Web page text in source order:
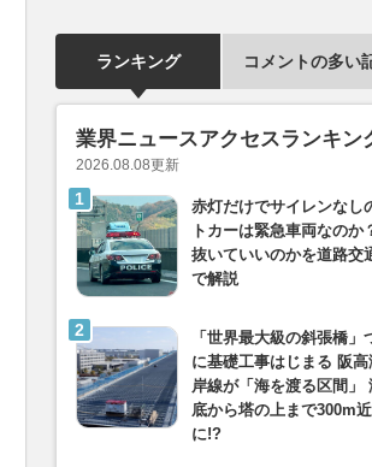
ランキング コメントの多い
業界ニュースアクセスランキン
2026.08.08更新
赤灯だけでサイレンなし
トカーは緊急車両なのか
抜いていいのかを道路交
で解説
「世界最大級の斜張橋」
に基礎工事はじまる 阪高
岸線が「海を渡る区間」
底から塔の上まで300m近
に!?